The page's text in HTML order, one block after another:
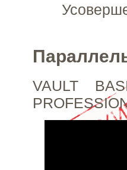
VAULT